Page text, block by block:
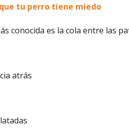
tu perro tiene miedo
conocida es la cola entre las
atrás